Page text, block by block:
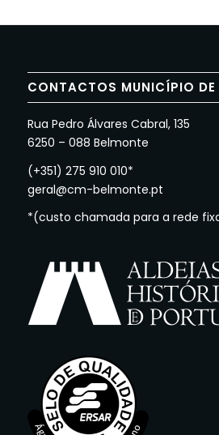
CONTACTOS MUNICÍPIO DE
Rua Pedro Álvares Cabral, 135
6250 – 088 Belmonte
(+351) 275 910 010*
geral@cm-belmonte.pt
*(custo chamada para a rede